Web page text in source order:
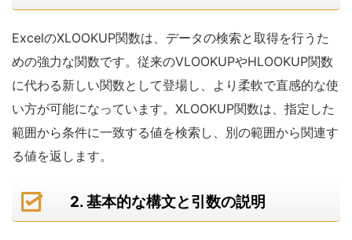
ExcelのXLOOKUP関数は、データの検索と取得を行うた
めの強力な関数です。従来のVLOOKUPやHLOOKUP関数
に代わる新しい関数として登場し、より柔軟で直感的な使
い方が可能になっています。XLOOKUP関数は、指定した
範囲から条件に一致する値を検索し、別の範囲から関連す
る値を返します。
2. 基本的な構文と引数の説明